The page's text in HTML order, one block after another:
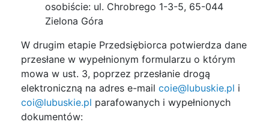
osobiście: ul. Chrobrego 1-3-5, 65-044
Zielona Góra
W drugim etapie Przedsiębiorca potwierdza dane
przesłane w wypełnionym formularzu o którym
mowa w ust. 3, poprzez przesłanie drogą
elektroniczną na adres e-mail coie@lubuskie.pl i
coi@lubuskie.pl parafowanych i wypełnionych
dokumentów: